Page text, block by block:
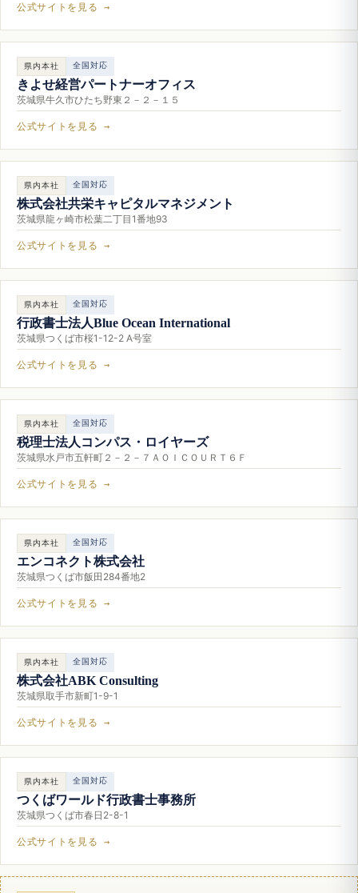
公式サイトを見る →
県内本社 全国対応
きよせ経営パートナーオフィス
茨城県牛久市ひたち野東２－２－１５
公式サイトを見る →
県内本社 全国対応
株式会社共栄キャピタルマネジメント
茨城県龍ヶ崎市松葉二丁目1番地93
公式サイトを見る →
県内本社 全国対応
行政書士法人Blue Ocean International
茨城県つくば市桜1-12-2 A号室
公式サイトを見る →
県内本社 全国対応
税理士法人コンパス・ロイヤーズ
茨城県水戸市五軒町２－２－７ＡＯＩＣＯＵＲＴ６Ｆ
公式サイトを見る →
県内本社 全国対応
エンコネクト株式会社
茨城県つくば市飯田284番地2
公式サイトを見る →
県内本社 全国対応
株式会社ABK Consulting
茨城県取手市新町1-9-1
公式サイトを見る →
県内本社 全国対応
つくばワールド行政書士事務所
茨城県つくば市春日2-8-1
公式サイトを見る →